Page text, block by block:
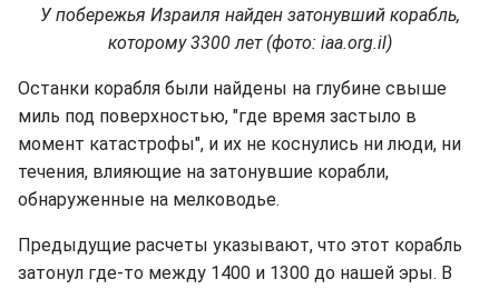
У побережья Израиля найден затонувший корабль,
которому 3300 лет (фото: iaa.org.il)
Останки корабля были найдены на глубине свыше
миль под поверхностью, "где время застыло в
момент катастрофы", и их не коснулись ни люди, ни
течения, влияющие на затонувшие корабли,
обнаруженные на мелководье.
Предыдущие расчеты указывают, что этот корабль
затонул где-то между 1400 и 1300 до нашей эры. В